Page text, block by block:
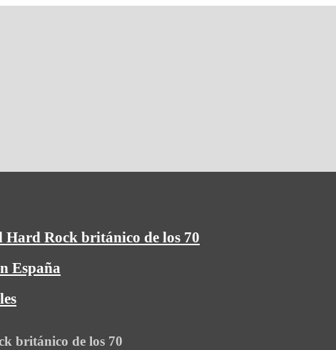
Hard Rock británico de los 70
España
británico de los 70